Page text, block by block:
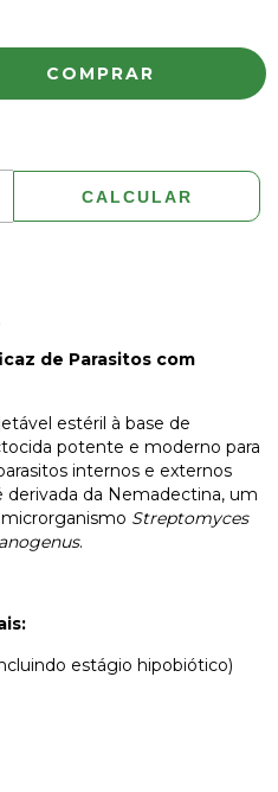
CALCULAR
de Parasitos com
estéril à base de
potente e moderno para
internos e externos
derivada da Nemadectina, um
Streptomyces
.
estágio hipobiótico)